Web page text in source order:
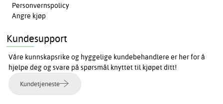
Personvernspolicy
Angre kjøp
Kundesupport
Våre kunnskapsrike og hyggelige kundebehandlere er her for å
hjelpe deg og svare på spørsmål knyttet til kjøpet ditt!
Kundetjeneste